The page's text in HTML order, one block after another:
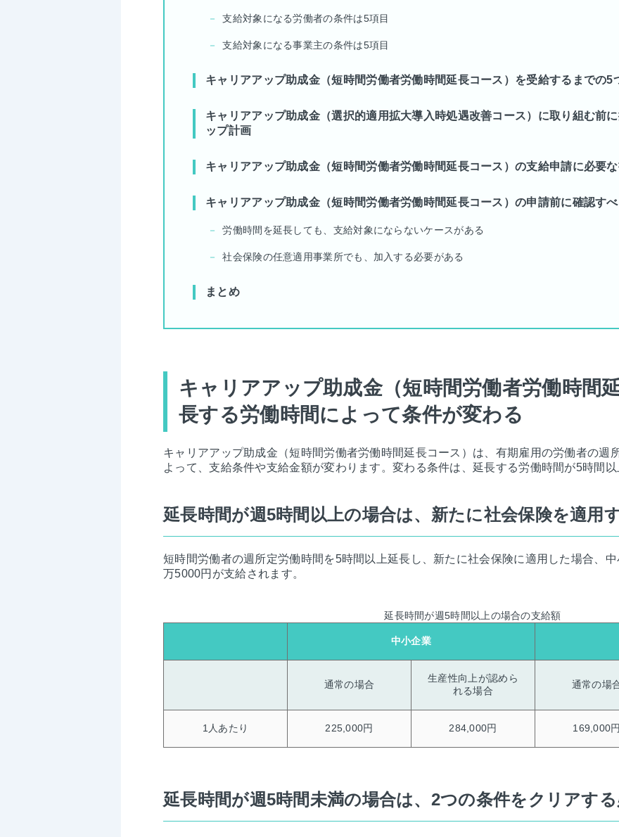
支給対象になる労働者の条件は5項目
支給対象になる事業主の条件は5項目
キャリアアップ助成金（短時間労働者労働時間延長コース）を受給するまでの5
キャリアアップ助成金（選択的適用拡大導入時処遇改善コース）に取り組む前
ップ計画
キャリアアップ助成金（短時間労働者労働時間延長コース）の支給申請に必要
キャリアアップ助成金（短時間労働者労働時間延長コース）の申請前に確認す
労働時間を延長しても、支給対象にならないケースがある
社会保険の任意適用事業所でも、加入する必要がある
まとめ
キャリアアップ助成金（短時間労働者労働時間
長する労働時間によって条件が変わる
キャリアアップ助成金（短時間労働者労働時間延長コース）は、有期雇用の労働者の週
よって、支給条件や支給金額が変わります。変わる条件は、延長する労働時間が5時間以
延長時間が週5時間以上の場合は、新たに社会保険を適用
短時間労働者の週所定労働時間を5時間以上延長し、新たに社会保険に適用した場合、
万5000円が支給されます。
延長時間が週5時間以上の場合の支給額
中小企業
通常の場合
生産性向上が認めら
れる場合
通常の場
1人あたり 225,000円 284,000円 169,000円
延長時間が週5時間未満の場合は、2つの条件をクリアす